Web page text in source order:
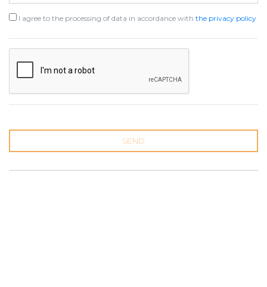
I agree to the processing of data in accordance with the privacy policy